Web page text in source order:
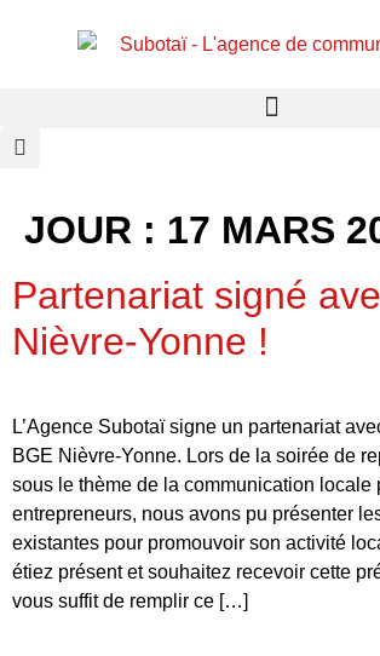
JOUR : 17 MARS
Partenariat signé
Nièvre-Yonne !
L’Agence Subotaï signe un partenariat
BGE Nièvre-Yonne. Lors de la soirée de
sous le thème de la communication locale
entrepreneurs, nous avons pu présenter
existantes pour promouvoir son activité
étiez présent et souhaitez recevoir cette
vous suffit de remplir ce […]